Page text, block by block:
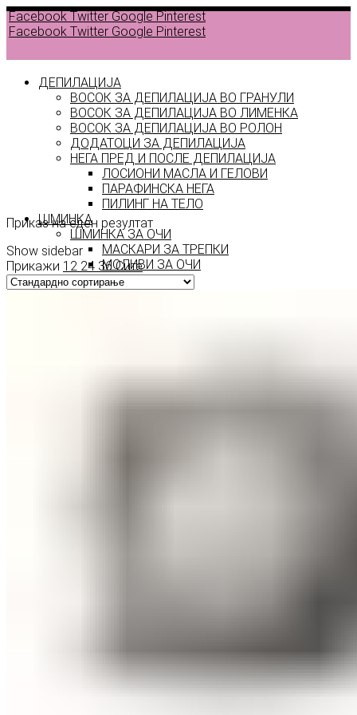
Facebook Twitter Google Pinterest
Facebook Twitter Google Pinterest
ДЕПИЛАЦИЈА
ВОСОК ЗА ДЕПИЛАЦИЈА ВО ГРАНУЛИ
ВОСОК ЗА ДЕПИЛАЦИЈА ВО ЛИМЕНКА
ВОСОК ЗА ДЕПИЛАЦИЈА ВО РОЛОН
ДОДАТОЦИ ЗА ДЕПИЛАЦИЈА
НЕГА ПРЕД И ПОСЛЕ ДЕПИЛАЦИЈА
ЛОСИОНИ МАСЛА И ГЕЛОВИ
ПАРАФИНСКА НЕГА
ПИЛИНГ НА ТЕЛО
ШМИНКА
ШМИНКА ЗА ОЧИ
МАСКАРИ ЗА ТРЕПКИ
МОЛИВИ ЗА ОЧИ
СЕНКИ ЗА ОЧИ
ТУШ ЗА ОЧИ
products
precious
Приказ на еден резултат
Show sidebar
Прикажи 12 24 36 Сите